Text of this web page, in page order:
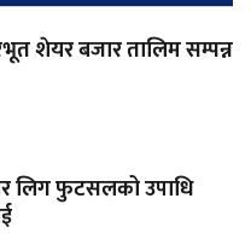
शेयर बजार तालिम सम्पन्न
लिग फुटसलको उपाधि